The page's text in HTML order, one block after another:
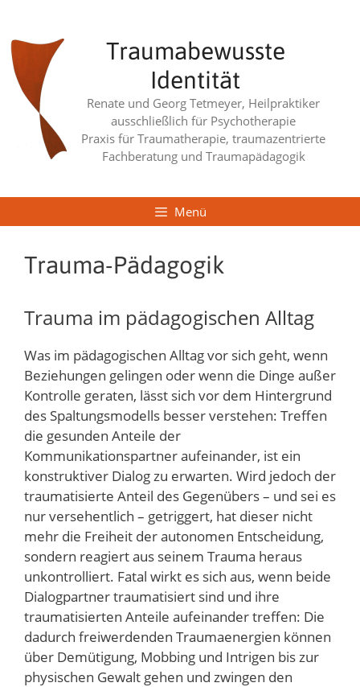
springen
Traumabewusste
Identität
Renate und Georg Tetmeyer, Heilpraktiker
ausschließlich für Psychotherapie
Praxis für Traumatherapie, traumazentrierte
Fachberatung und Traumapädagogik
Menü
Trauma-Pädagogik
Trauma im pädagogischen Alltag
Was im pädagogischen Alltag vor sich geht, wenn
Beziehungen gelingen oder wenn die Dinge außer
Kontrolle geraten, lässt sich vor dem Hintergrund
des Spaltungsmodells besser verstehen: Treffen
die gesunden Anteile der
Kommunikationspartner aufeinander, ist ein
konstruktiver Dialog zu erwarten. Wird jedoch der
traumatisierte Anteil des Gegenübers – und sei es
nur versehentlich – getriggert, hat dieser nicht
mehr die Freiheit der autonomen Entscheidung,
sondern reagiert aus seinem Trauma heraus
unkontrolliert. Fatal wirkt es sich aus, wenn beide
Dialogpartner traumatisiert sind und ihre
traumatisierten Anteile aufeinander treffen: Die
dadurch freiwerdenden Traumaenergien können
über Demütigung, Mobbing und Intrigen bis zur
physischen Gewalt gehen und zwingen den